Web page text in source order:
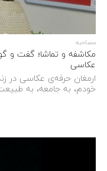
مصاحبه
مکاشفه و تماشا؛ گفت و
عکاسی
ارمغان حرفه‌ی عکاسی در
خودم، به جامعه، به